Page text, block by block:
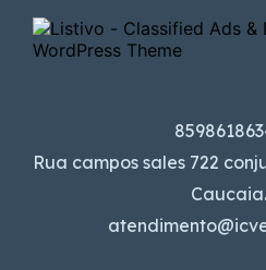
Rua campos sales 722
Caucaia.